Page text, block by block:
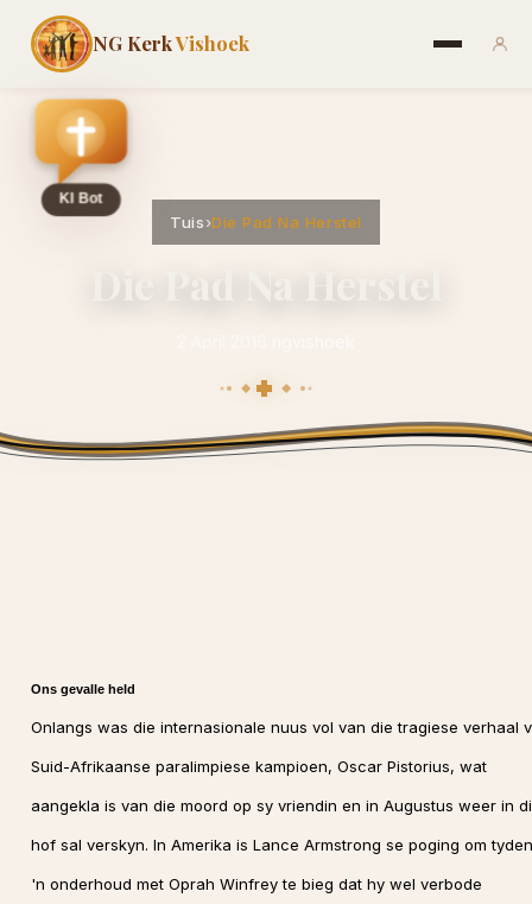
NG KerkVishoek
Tuis›Die Pad Na Herstel
Ons gevalle held
Onlangs was die internasionale nuus vol van die tragiese verhaal
Suid-Afrikaanse paralimpiese kampioen, Oscar Pistorius, wat
aangekla is van die moord op sy vriendin en in Augustus weer in
hof sal verskyn. In Amerika is Lance Armstrong se poging om
'n onderhoud met Oprah Winfrey te bieg dat hy wel verbode